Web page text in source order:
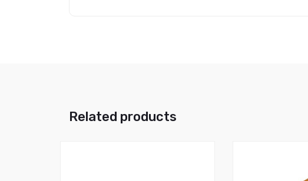
Related products